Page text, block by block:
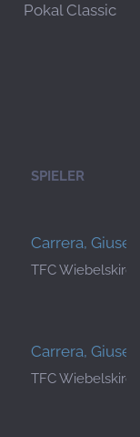
Pokal Classic
SPIELER
Carrera,
TFC
Carrera,
TFC